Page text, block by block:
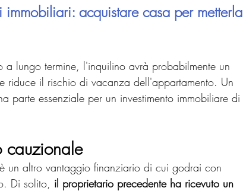
immobiliari: acquistare casa per metterla
a lungo termine, l'inquilino avrà probabilmente un
riduce il rischio di vacanza dell'appartamento. Un
parte essenziale per un investimento immobiliare di
cauzionale
un altro vantaggio finanziario di cui godrai con
Di solito, il proprietario precedente ha ricevuto un